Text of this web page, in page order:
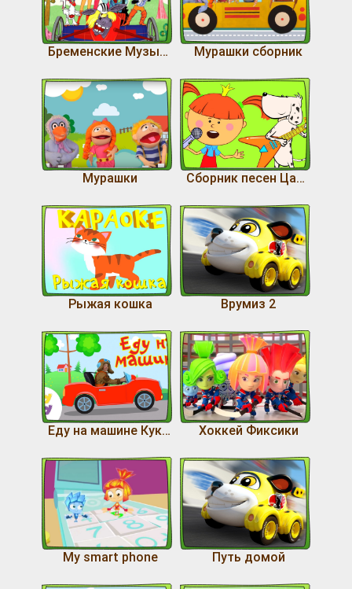
Бременские Музыканы Мурашки сборник
Мурашки Сборник песен Царевны
Рыжая кошка Врумиз 2
Еду на машине Кукутики Хоккей Фиксики
My smart phone Путь домой